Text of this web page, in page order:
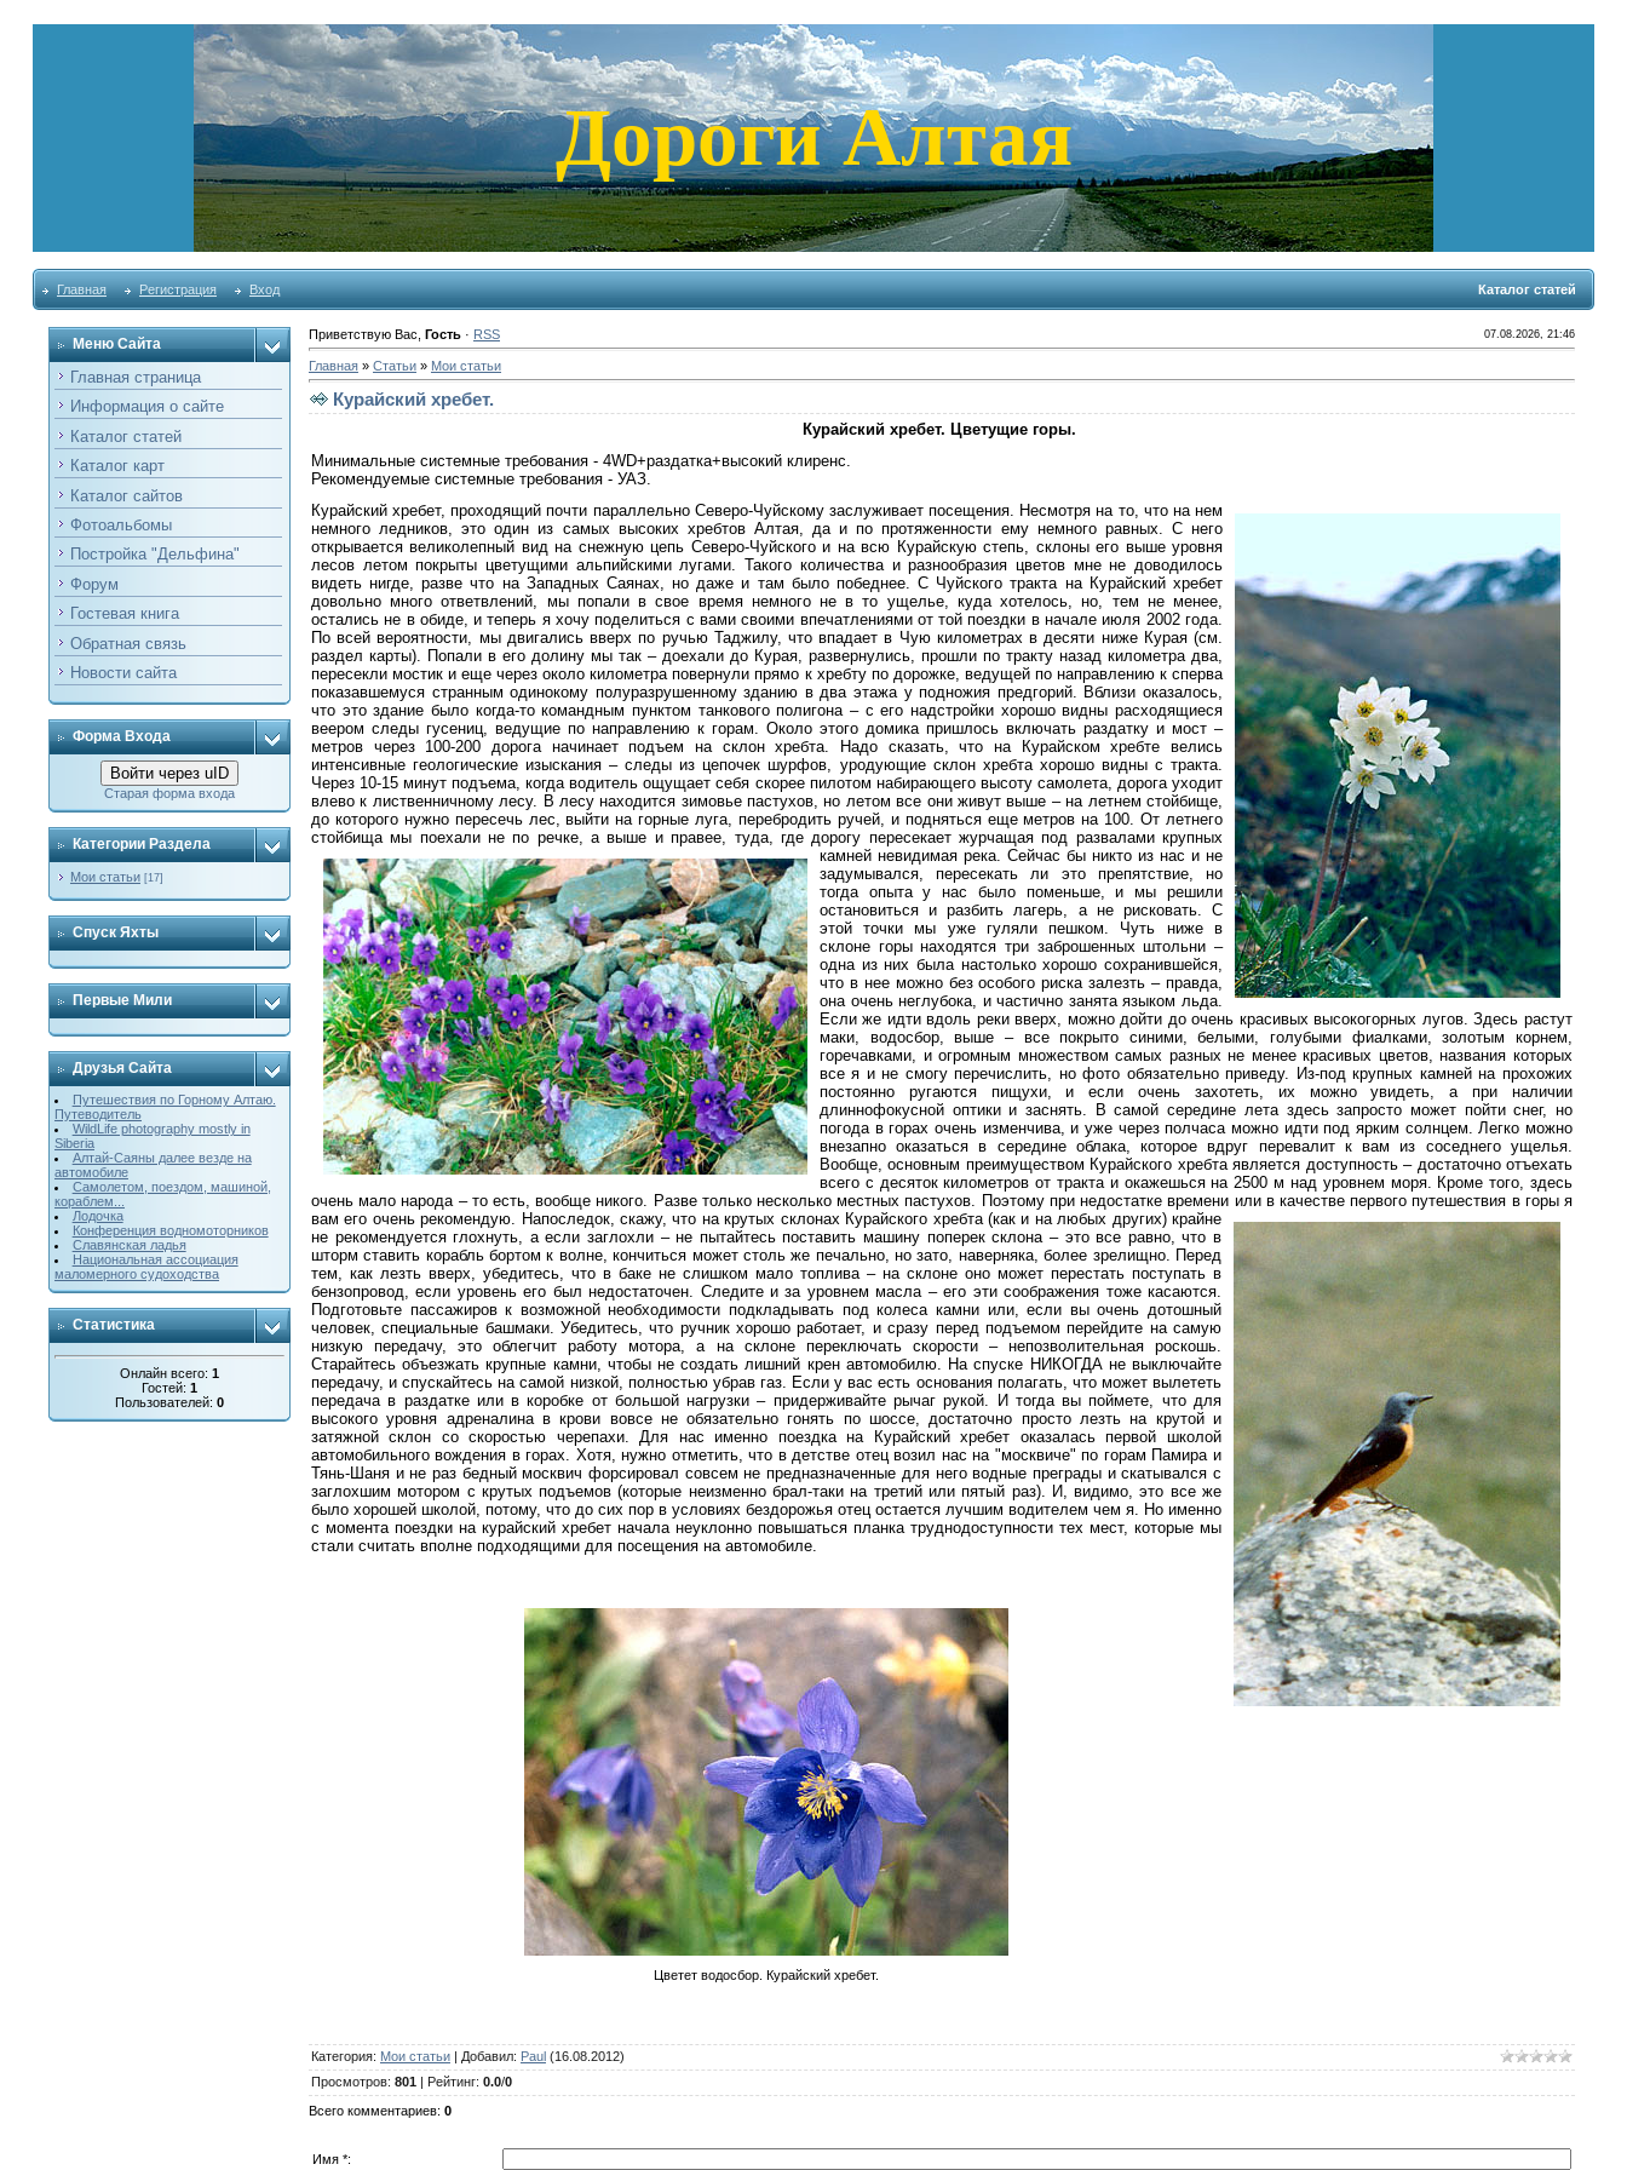
Дороги Алтая
Главная Регистрация Вход Каталог статей
Меню Сайта
Главная страница
Информация о сайте
Каталог статей
Каталог карт
Каталог сайтов
Фотоальбомы
Постройка "Дельфина"
Форум
Гостевая книга
Обратная связь
Новости сайта
Форма Входа
Войти через uID
Старая форма входа
Категории Раздела
Мои статьи [17]
Спуск Яхты
Первые Мили
Друзья Сайта
Путешествия по Горному Алтаю.
Путеводитель
WildLife photography mostly in
Siberia
Алтай-Саяны далее везде на
автомобиле
Cамолетом, поездом, машиной,
кораблем...
Лодочка
Конференция водномоторников
Славянская ладья
Национальная ассоциация
маломерного судоходства
Статистика
Онлайн всего: 1
Гостей: 1
Пользователей: 0
Приветствую Вас Гость· RSS 07.08.2026, 21:46
Главная» Статьи» Мои статьи
Курайский хребет.
Курайский хребет. Цветущие горы.
Минимальные системные требования - 4WD+раздатка+высокий клиренс.
Рекомендуемые системные требования - УАЗ.
Курайский хребет, проходящий почти параллельно Северо-Чуйскому заслуживает посещения. Несмотря на то, что на нем
немного ледников, это один из самых высоких хребтов Алтая, да и по протяженности ему немного равных. С него
открывается великолепный вид на снежную цепь Северо-Чуйского и на всю Курайскую степь, склоны его выше уровня
лесов летом покрыты цветущими альпийскими лугами. Такого количества и разнообразия цветов мне не доводилось
видеть нигде, разве что на Западных Саянах, но даже и там было победнее. С Чуйского тракта на Курайский хребет
довольно много ответвлений, мы попали в свое время немного не в то ущелье, куда хотелось, но, тем не менее,
остались не в обиде, и теперь я хочу поделиться с вами своими впечатлениями от той поездки в начале июля 2002 года.
По всей вероятности, мы двигались вверх по ручью Таджилу, что впадает в Чую километрах в десяти ниже Курая (см.
раздел карты). Попали в его долину мы так – доехали до Курая, развернулись, прошли по тракту назад километра два,
пересекли мостик и еще через около километра повернули прямо к хребту по дорожке, ведущей по направлению к сперва
показавшемуся странным одинокому полуразрушенному зданию в два этажа у подножия предгорий. Вблизи оказалось,
что это здание было когда-то командным пунктом танкового полигона – с его надстройки хорошо видны расходящиеся
веером следы гусениц, ведущие по направлению к горам. Около этого домика пришлось включать раздатку и мост –
метров через 100-200 дорога начинает подъем на склон хребта. Надо сказать, что на Курайском хребте велись
интенсивные геологические изыскания – следы из цепочек шурфов, уродующие склон хребта хорошо видны с тракта.
Через 10-15 минут подъема, когда водитель ощущает себя скорее пилотом набирающего высоту самолета, дорога уходит
влево к лиственничному лесу. В лесу находится зимовье пастухов, но летом все они живут выше – на летнем стойбище,
до которого нужно пересечь лес, выйти на горные луга, перебродить ручей, и подняться еще метров на 100. От летнего
стойбища мы поехали не по речке, а выше и правее, туда, где дорогу пересекает журчащая под развалами крупных
камней невидимая река. Сейчас бы никто из нас и не
задумывался, пересекать ли это препятствие, но
тогда опыта у нас было поменьше, и мы решили
остановиться и разбить лагерь, а не рисковать. С
этой точки мы уже гуляли пешком. Чуть ниже в
склоне горы находятся три заброшенных штольни –
одна из них была настолько хорошо сохранившейся,
что в нее можно без особого риска залезть – правда,
она очень неглубока, и частично занята языком льда.
Если же идти вдоль реки вверх, можно дойти до очень красивых высокогорных лугов. Здесь растут
маки, водосбор, выше – все покрыто синими, белыми, голубыми фиалками, золотым корнем,
горечавками, и огромным множеством самых разных не менее красивых цветов, названия которых
все я и не смогу перечислить, но фото обязательно приведу. Из-под крупных камней на прохожих
постоянно ругаются пищухи, и если очень захотеть, их можно увидеть, а при наличии
длиннофокусной оптики и заснять. В самой середине лета здесь запросто может пойти снег, но
погода в горах очень изменчива, и уже через полчаса можно идти под ярким солнцем. Легко можно
внезапно оказаться в середине облака, которое вдруг перевалит к вам из соседнего ущелья.
Вообще, основным преимуществом Курайского хребта является доступность – достаточно отъехать
всего с десяток километров от тракта и окажешься на 2500 м над уровнем моря. Кроме того, здесь
очень мало народа – то есть, вообще никого. Разве только несколько местных пастухов. Поэтому при недостатке времени или в качестве первого путешествия в горы я
вам его очень рекомендую. Напоследок, скажу, что на крутых склонах Курайского хребта (как и на любых других) крайне
не рекомендуется глохнуть, а если заглохли – не пытайтесь поставить машину поперек склона – это все равно, что в
шторм ставить корабль бортом к волне, кончиться может столь же печально, но зато, наверняка, более зрелищно. Перед
тем, как лезть вверх, убедитесь, что в баке не слишком мало топлива – на склоне оно может перестать поступать в
бензопровод, если уровень его был недостаточен. Следите и за уровнем масла – его эти соображения тоже касаются.
Подготовьте пассажиров к возможной необходимости подкладывать под колеса камни или, если вы очень дотошный
человек, специальные башмаки. Убедитесь, что ручник хорошо работает, и сразу перед подъемом перейдите на самую
низкую передачу, это облегчит работу мотора, а на склоне переключать скорости – непозволительная роскошь.
Старайтесь объезжать крупные камни, чтобы не создать лишний крен автомобилю. На спуске НИКОГДА не выключайте
передачу, и спускайтесь на самой низкой, полностью убрав газ. Если у вас есть основания полагать, что может вылететь
передача в раздатке или в коробке от большой нагрузки – придерживайте рычаг рукой. И тогда вы поймете, что для
высокого уровня адреналина в крови вовсе не обязательно гонять по шоссе, достаточно просто лезть на крутой и
затяжной склон со скоростью черепахи. Для нас именно поездка на Курайский хребет оказалась первой школой
автомобильного вождения в горах. Хотя, нужно отметить, что в детстве отец возил нас на "москвиче" по горам Памира и
Тянь-Шаня и не раз бедный москвич форсировал совсем не предназначенные для него водные преграды и скатывался с
заглохшим мотором с крутых подъемов (которые неизменно брал-таки на третий или пятый раз). И, видимо, это все же
было хорошей школой, потому, что до сих пор в условиях бездорожья отец остается лучшим водителем чем я. Но именно
с момента поездки на курайский хребет начала неуклонно повышаться планка труднодоступности тех мест, которые мы
стали считать вполне подходящими для посещения на автомобиле.
Цветет водосбор. Курайский хребет.
Категория: Мои статьи| Добавил: Paul (16.08.2012)
Просмотров: 801| Рейтинг: 0.0/0
Всего комментариев: 0
Имя *: